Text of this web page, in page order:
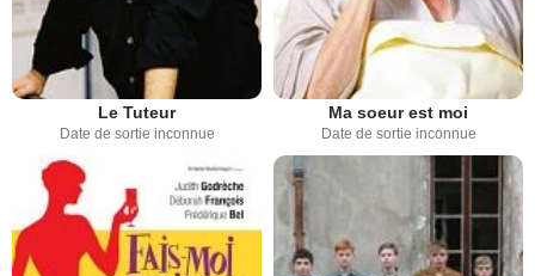
Le Tuteur
Date de sortie inconnue
Ma soeur est moi
Date de sortie inconnue